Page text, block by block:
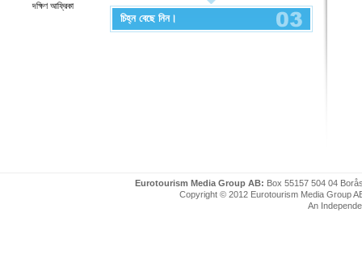
দক্ষিণ আফ্রিকা
চিহ্ন বেছে নিন।
Eurotourism Media Group AB: Box 55157 504 04
Copyright © 2012 Eurotourism Media Group
An